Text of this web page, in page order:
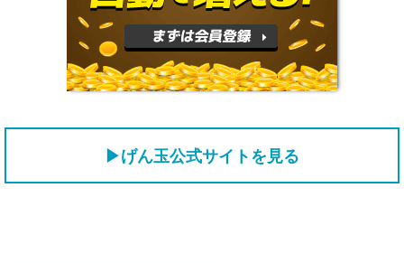
▶げん玉公式サイトを見る